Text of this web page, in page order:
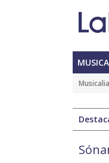
Musicalia